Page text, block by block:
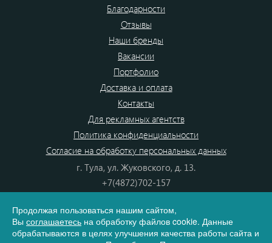
Благодарности
Отзывы
Наши бренды
Вакансии
Портфолио
Доставка и оплата
Контакты
Для рекламных агентств
Политика конфиденциальности
Согласие на обработку персональных данных
г. Тула, ул. Жуковского, д. 13.
+7(4872)702-157
8(800) 555-80-87
e-mail:info@dono.su
Продолжая пользоваться нашим сайтом,
Вы соглашаетесь на обработку файлов cookie. Данные
обрабатываются в целях улучшения качества работы сайта и